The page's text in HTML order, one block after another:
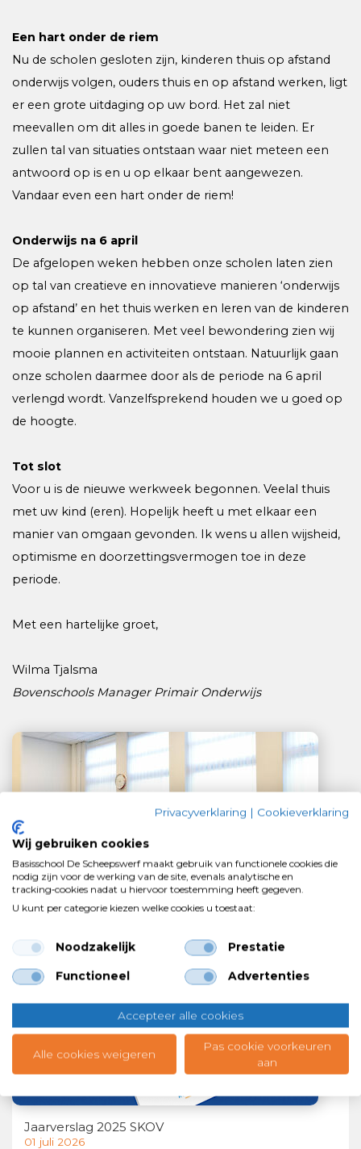
Een hart onder de riem
Nu de scholen gesloten zijn, kinderen thuis op afstand
onderwijs volgen, ouders thuis en op afstand werken, ligt
er een grote uitdaging op uw bord. Het zal niet
meevallen om dit alles in goede banen te leiden. Er
zullen tal van situaties ontstaan waar niet meteen een
antwoord op is en u op elkaar bent aangewezen.
Vandaar even een hart onder de riem!
Onderwijs na 6 april
De afgelopen weken hebben onze scholen laten zien
op tal van creatieve en innovatieve manieren ‘onderwijs
op afstand’ en het thuis werken en leren van de kinderen
te kunnen organiseren. Met veel bewondering zien wij
mooie plannen en activiteiten ontstaan. Natuurlijk gaan
onze scholen daarmee door als de periode na 6 april
verlengd wordt. Vanzelfsprekend houden we u goed op
de hoogte.
Tot slot
Voor u is de nieuwe werkweek begonnen. Veelal thuis
met uw kind (eren). Hopelijk heeft u met elkaar een
manier van omgaan gevonden. Ik wens u allen wijsheid,
optimisme en doorzettingsvermogen toe in deze
periode.
Met een hartelijke groet,
Wilma Tjalsma
Bovenschools Manager Primair Onderwijs
Bob van den Steenhoven benoemd als nieuwe
bestuurder SKOV
Jaarverslag 2025 SKOV
01 juli 2026
Privacyverklaring | Cookieverklaring
Wij gebruiken cookies
Basisschool De Scheepswerf maakt gebruik van functionele cookies die
nodig zijn voor de werking van de site, evenals analytische en
tracking‑cookies nadat u hiervoor toestemming heeft gegeven.
U kunt per categorie kiezen welke cookies u toestaat:
Noodzakelijk Prestatie
Functioneel Advertenties
Accepteer alle cookies
Alle cookies weigeren
Pas cookie voorkeuren
aan